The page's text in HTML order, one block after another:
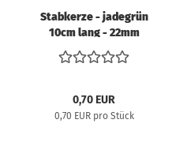
Stabkerze - jadegrün
10cm lang - 22mm
Durchmesser
0,70 EUR
0,70 EUR pro Stück